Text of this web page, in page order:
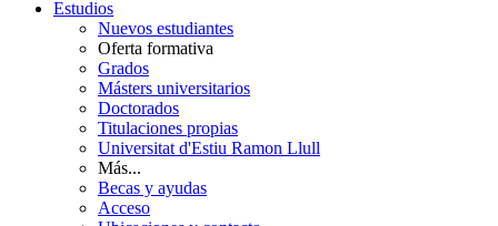
Estudios
Nuevos estudiantes
Oferta formativa
Grados
Másters universitarios
Doctorados
Titulaciones propias
Universitat d'Estiu Ramon Llull
Más...
Becas y ayudas
Acceso